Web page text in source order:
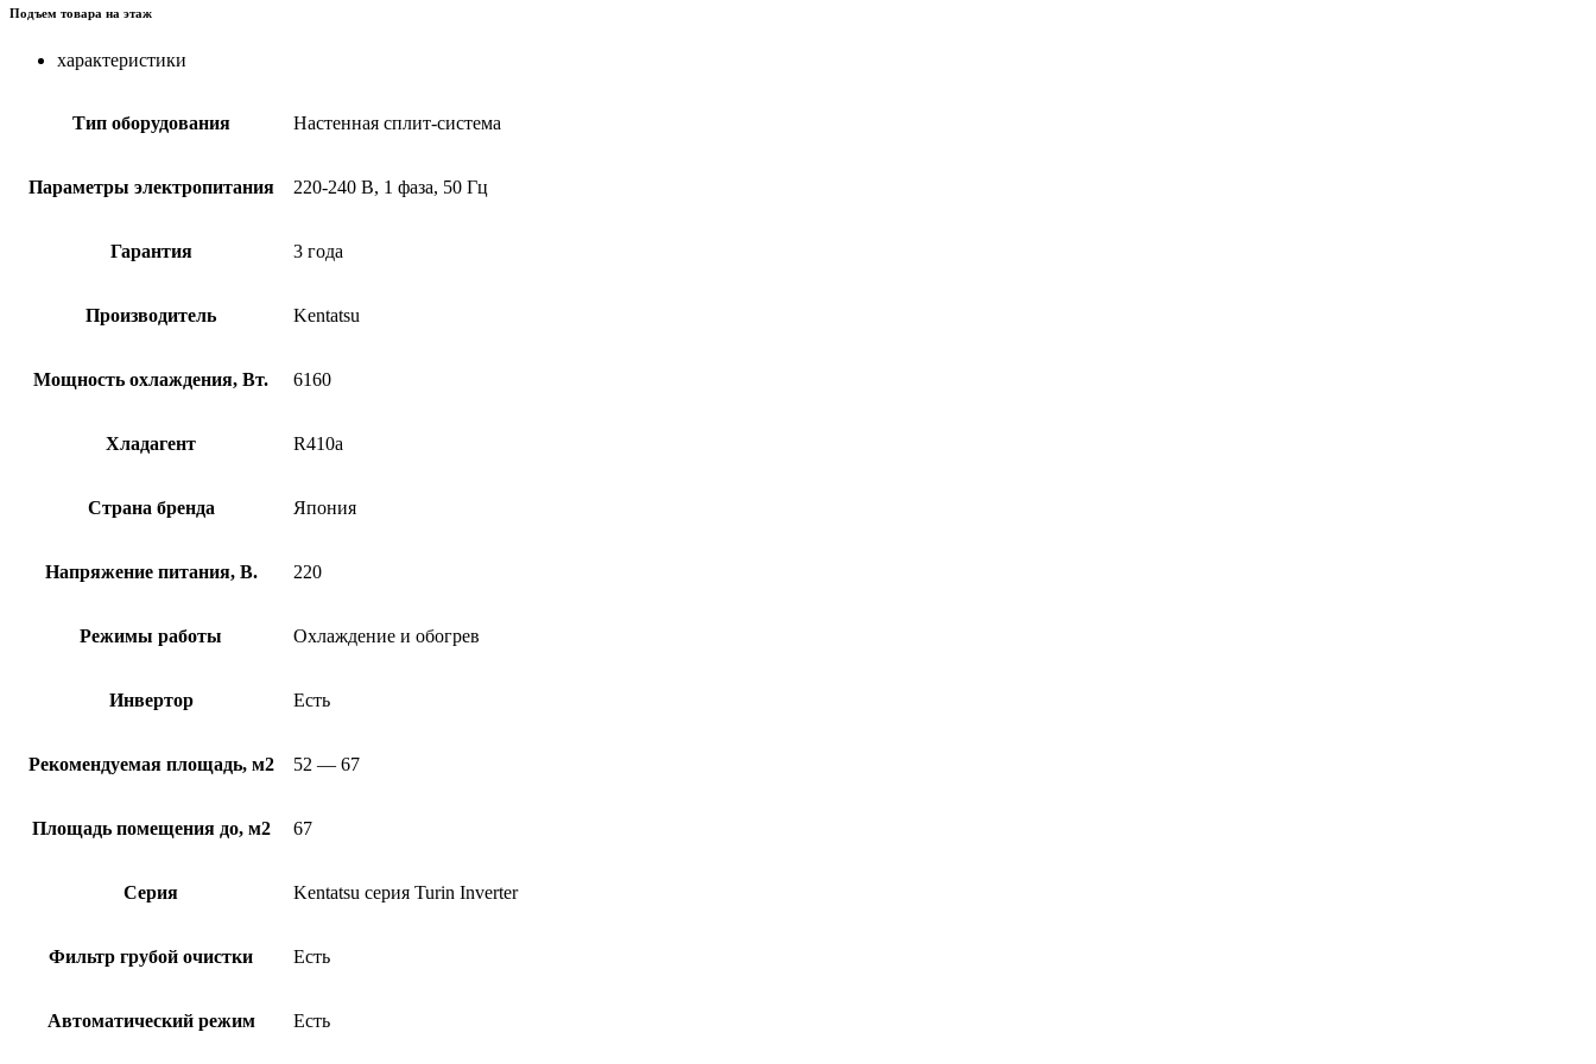
Подъем товара на этаж
характеристики
Тип оборудования Настенная сплит-система
Параметры электропитания 220-240 В, 1 фаза, 50 Гц
Гарантия 3 года
Производитель Kentatsu
Мощность охлаждения, Вт. 6160
Хладагент R410a
Страна бренда Япония
Напряжение питания, В. 220
Режимы работы Охлаждение и обогрев
Инвертор Есть
Рекомендуемая площадь, м2 52 — 67
Площадь помещения до, м2 67
Серия Kentatsu серия Turin Inverter
Фильтр грубой очистки Есть
Автоматический режим Есть